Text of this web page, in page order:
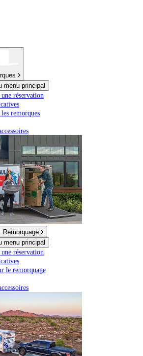
menu principal
réservation
remorques
Remorquage
menu principal
réservation
le remorquage